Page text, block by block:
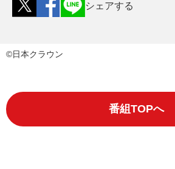
シェアする
©日本クラウン
番組TOPへ